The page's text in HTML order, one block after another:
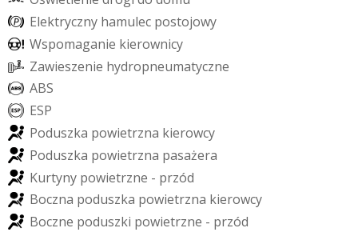
Elektryczny hamulec postojowy
Wspomaganie kierownicy
Zawieszenie hydropneumatyczne
ABS
ESP
Poduszka powietrzna kierowcy
Poduszka powietrzna pasażera
Kurtyny powietrzne - przód
Boczna poduszka powietrzna kierowcy
Boczne poduszki powietrzne - przód